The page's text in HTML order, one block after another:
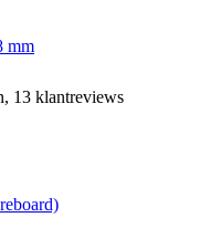
mm
13 klantreviews